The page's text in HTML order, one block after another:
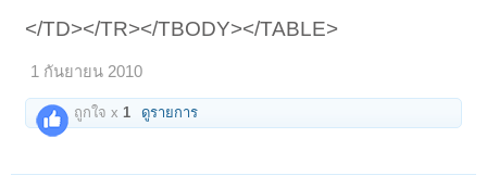
</TD></TR></TBODY></TABLE>
1 กันยายน 2010
ถูกใจ x1 ดูรายการ